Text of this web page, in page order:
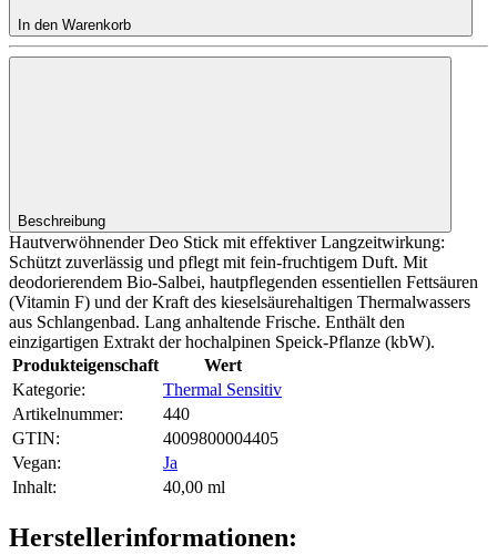
In den Warenkorb
Beschreibung
Hautverwöhnender Deo Stick mit effektiver Langzeitwirkung:
Schützt zuverlässig und pflegt mit fein-fruchtigem Duft. Mit
deodorierendem Bio-Salbei, hautpflegenden essentiellen Fettsäuren
(Vitamin F) und der Kraft des kieselsäurehaltigen Thermalwassers
aus Schlangenbad. Lang anhaltende Frische. Enthält den
einzigartigen Extrakt der hochalpinen Speick-Pflanze (kbW).
Produkteigenschaft
Wert
Kategorie:
Thermal Sensitiv
Artikelnummer:
440
GTIN:
4009800004405
Vegan‍:
Ja
Inhalt‍:
40,00 ml
Herstellerinformationen: